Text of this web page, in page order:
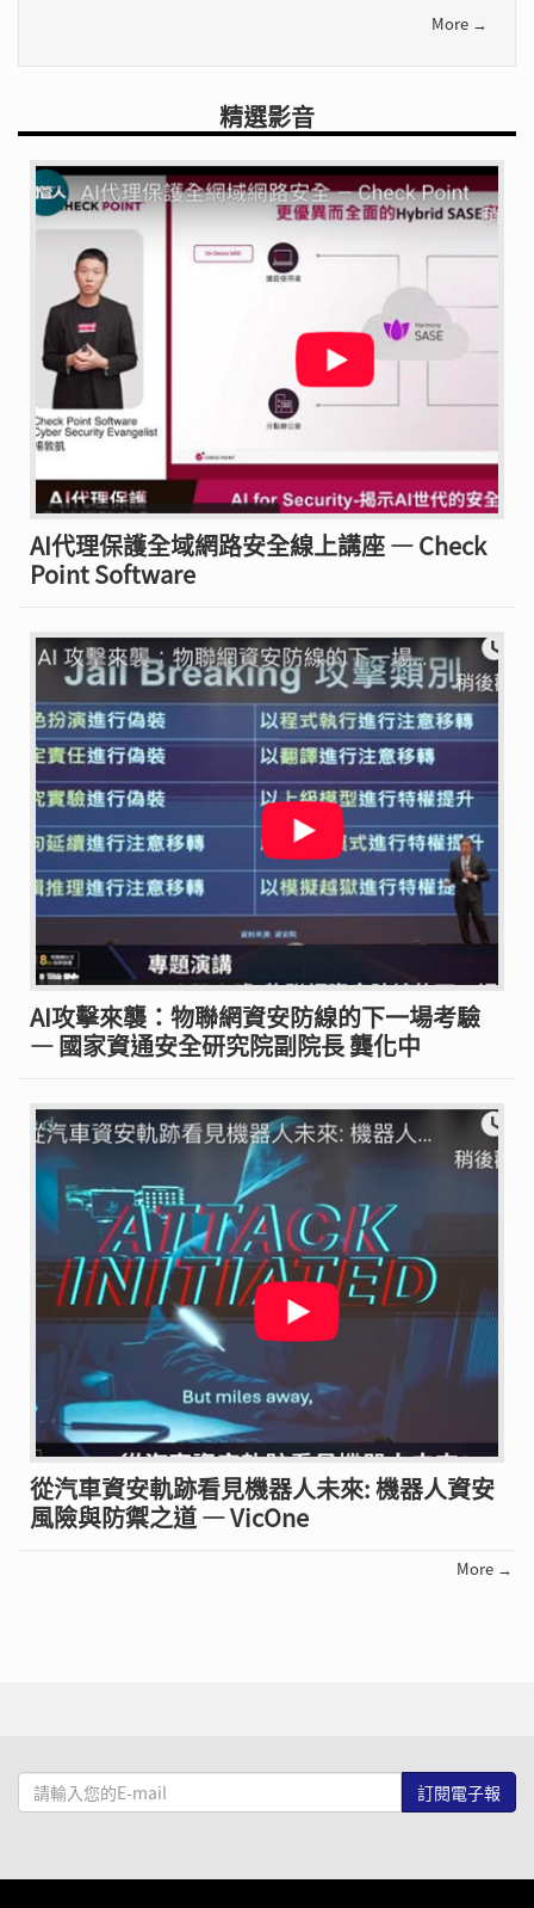
More →
精選影音
AI代理保護全域網路安全線上講座 — Check
Point Software
AI攻擊來襲：物聯網資安防線的下一場考驗
— 國家資通安全研究院副院長 龔化中
從汽車資安軌跡看見機器人未來: 機器人資安
風險與防禦之道 — VicOne
More →
請
輸